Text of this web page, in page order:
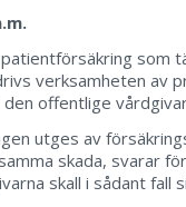
patientförsäkring som
verksamheten av
offentlige
utges av
skada, svarar
skall i sådant fall